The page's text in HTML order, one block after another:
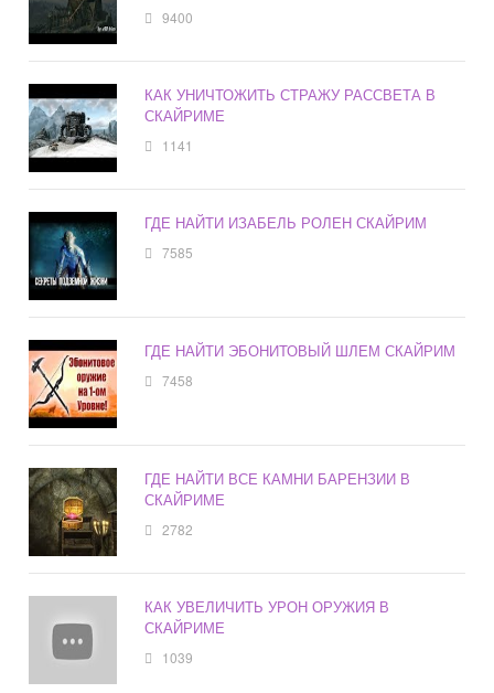
9400
КАК УНИЧТОЖИТЬ СТРАЖУ РАССВЕТА В
СКАЙРИМЕ
1141
ГДЕ НАЙТИ ИЗАБЕЛЬ РОЛЕН СКАЙРИМ
7585
ГДЕ НАЙТИ ЭБОНИТОВЫЙ ШЛЕМ СКАЙРИМ
7458
ГДЕ НАЙТИ ВСЕ КАМНИ БАРЕНЗИИ В
СКАЙРИМЕ
2782
КАК УВЕЛИЧИТЬ УРОН ОРУЖИЯ В
СКАЙРИМЕ
1039